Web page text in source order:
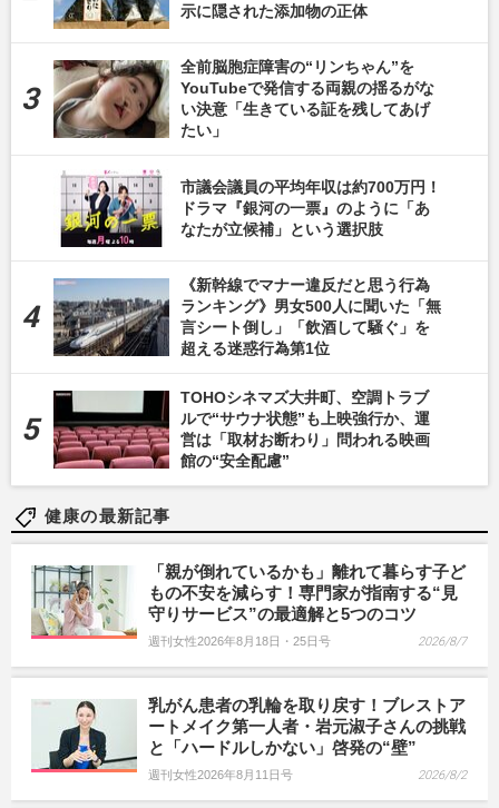
示に隠された添加物の正体
全前脳胞症障害の“リンちゃん”を
YouTubeで発信する両親の揺るがな
い決意「生きている証を残してあげ
たい」
市議会議員の平均年収は約700万円！
ドラマ『銀河の一票』のように「あ
なたが立候補」という選択肢
《新幹線でマナー違反だと思う行為
ランキング》男女500人に聞いた「無
言シート倒し」「飲酒して騒ぐ」を
超える迷惑行為第1位
TOHOシネマズ大井町、空調トラブ
ルで“サウナ状態”も上映強行か、運
営は「取材お断わり」問われる映画
館の“安全配慮”
健康の最新記事
「親が倒れているかも」離れて暮らす子ど
もの不安を減らす！専門家が指南する“見
守りサービス”の最適解と5つのコツ
週刊女性2026年8月18日・25日号 2026/8/7
乳がん患者の乳輪を取り戻す！ブレストア
ートメイク第一人者・岩元淑子さんの挑戦
と「ハードルしかない」啓発の“壁”
週刊女性2026年8月11日号 2026/8/2